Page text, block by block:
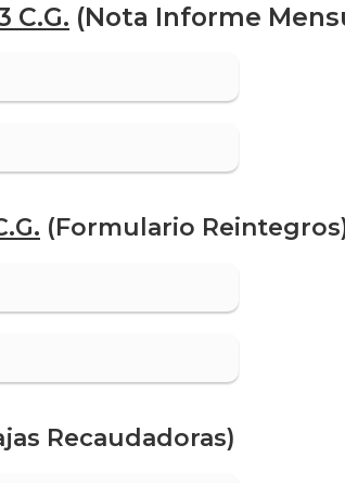
C.G. (Nota Informe
(Formulario
Recaudadoras)